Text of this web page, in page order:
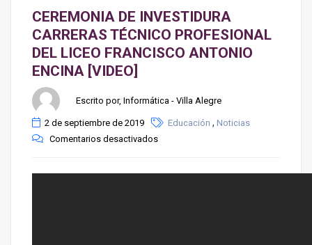
TURISMO
CEREMONIA DE INVESTIDURA
CARRERAS TÉCNICO PROFESIONAL
DEL LICEO FRANCISCO ANTONIO
ENCINA [VIDEO]
Escrito por, Informática - Villa Alegre
2 de septiembre de 2019 Educación , Noticias
Comentarios desactivados